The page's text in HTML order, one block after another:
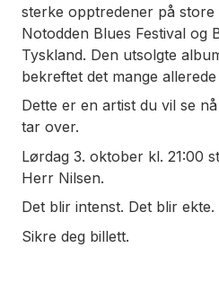
sterke opptredener på store
Notodden Blues Festival og
Tyskland. Den utsolgte
bekreftet det mange
Dette er en artist du vil se
tar over.
Lørdag 3. oktober kl. 21:00
Herr Nilsen.
Det blir intenst. Det blir
Sikre deg billett.